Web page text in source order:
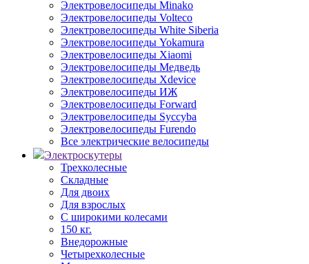
Электровелосипеды Minako
Электровелосипеды Volteco
Электровелосипеды White Siberia
Электровелосипеды Yokamura
Электровелосипеды Xiaomi
Электровелосипеды Медведь
Электровелосипеды Xdevice
Электровелосипеды ИЖ
Электровелосипеды Forward
Электровелосипеды Syccyba
Электровелосипеды Furendo
Все электрические велосипеды
Электроскутеры
Трехколесные
Складные
Для двоих
Для взрослых
С широкими колесами
150 кг.
Внедорожные
Четырехколесные